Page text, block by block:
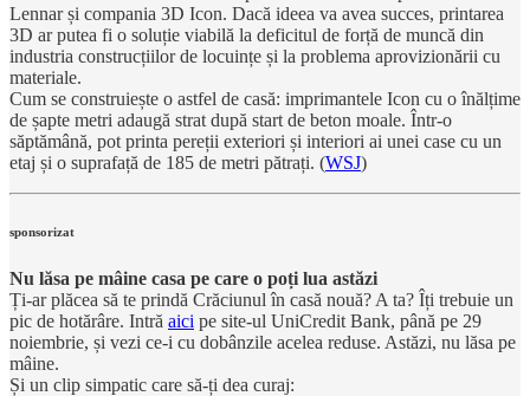
Lennar și compania 3D Icon. Dacă ideea va avea succes, printarea
3D ar putea fi o soluție viabilă la deficitul de forță de muncă din
industria construcțiilor de locuințe și la problema aprovizionării cu
materiale.
Cum se construiește o astfel de casă: imprimantele Icon cu o înălțime
de șapte metri adaugă strat după start de beton moale. Într-o
săptămână, pot printa pereții exteriori și interiori ai unei case cu un
etaj și o suprafață de 185 de metri pătrați. (WSJ)
sponsorizat
Nu lăsa pe mâine casa pe care o poți lua astăzi
Ți-ar plăcea să te prindă Crăciunul în casă nouă? A ta? Îți trebuie un
pic de hotărâre. Intră aici pe site-ul UniCredit Bank, până pe 29
noiembrie, și vezi ce-i cu dobânzile acelea reduse. Astăzi, nu lăsa pe
mâine.
Și un clip simpatic care să-ți dea curaj: